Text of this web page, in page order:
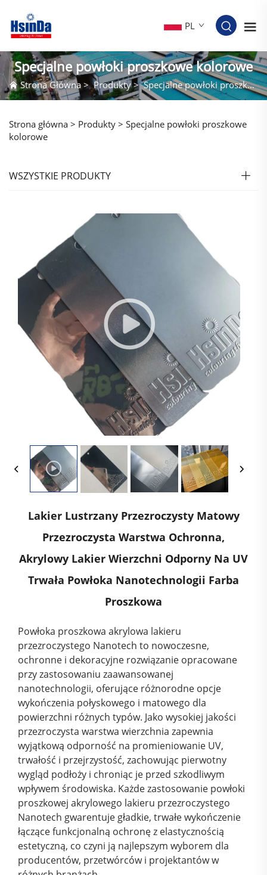
PL
Specjalne powłoki proszkowe kolorowe
Strona Główna>Produkty>Specjalne powłoki proszkowe kolorowe
Strona główna > Produkty > Specjalne powłoki proszkowe
kolorowe
WSZYSTKIE PRODUKTY
Lakier Lustrzany Przezroczysty Matowy
Przezroczysta Warstwa Ochronna,
Akrylowy Lakier Wierzchni Odporny Na UV
Trwała Powłoka Nanotechnologii Farba
Proszkowa
Powłoka proszkowa akrylowa lakieru
przezroczystego Nanotech to nowoczesne,
ochronne i dekoracyjne rozwiązanie opracowane
przy zastosowaniu zaawansowanej
nanotechnologii, oferujące różnorodne opcje
wykończenia połyskowego i matowego dla
powierzchni różnych typów. Jako wysokiej jakości
przezroczysta warstwa wierzchnia zapewnia
wyjątkową odporność na promieniowanie UV,
trwałość i przejrzystość, zachowując pierwotny
wygląd podłoży i chroniąc je przed szkodliwym
wpływem środowiska. Każde zastosowanie powłoki
proszkowej akrylowego lakieru przezroczystego
Nanotech gwarentuje gładkie, trwałe wykończenie
łączące funkcjonalną ochronę z elastycznością
estetyczną, co czyni ją najlepszym wyborem dla
producentów, przetwórców i projektantów w